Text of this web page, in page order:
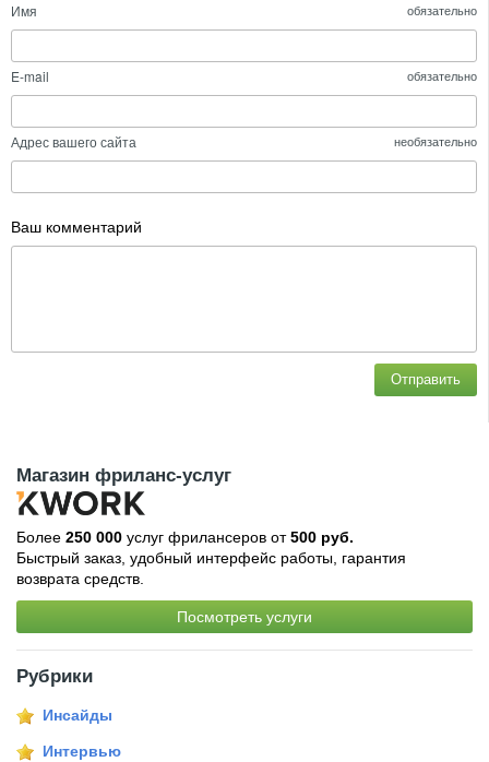
Имя обязательно
E-mail обязательно
Адрес вашего сайта необязательно
Ваш комментарий
Отправить
Магазин фриланс-услуг
Более 250 000 услуг фрилансеров от500 руб.
Быстрый заказ, удобный интерфейс работы, гарантия
возврата средств.
Посмотреть услуги
Рубрики
Инсайды
Интервью